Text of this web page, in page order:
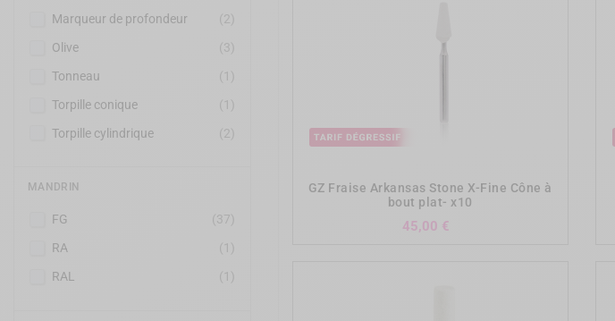
Marqueur de profondeur
(2)
Olive
(3)
Tonneau
(1)
Torpille conique
(1)
Torpille cylindrique
(2)
MANDRIN
FG
(37)
RA
(1)
RAL
(1)
GZ Fraise Arkansas Stone X-Fine Cône à
bout plat- x10
45,00 €